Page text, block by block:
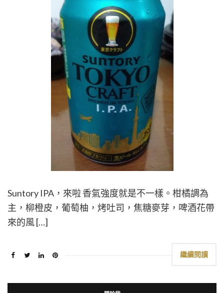
Suntory IPA，來啦 香氣強度就是不一樣。柑橘調為
主，柳橙皮，葡萄柚，烤吐司，焦糖麥芽，啤酒花帶
來的風 […]
繼續閱讀